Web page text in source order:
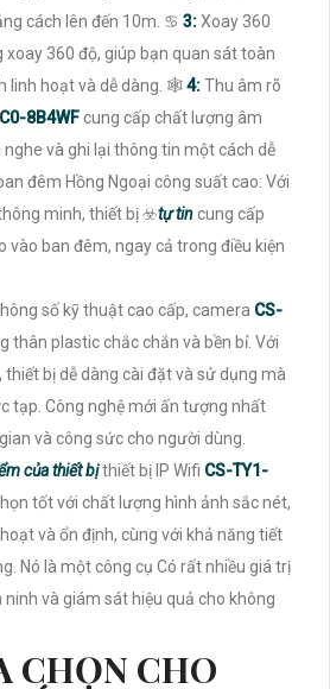
cách lên đến 10m. ♋ 3:Xoay 360
xoay 360 độ, giúp bạn quan sát toàn
linh hoạt và dễ dàng. 🕸️4:Thu âm rõ
8B4WFcung cấp chất lượng âm
và ghi lại thông tin một cách dễ
đêm Hồng Ngoại công suất cao: Với
minh, thiết bị ☣️tự tincung cấp
vào ban đêm, ngay cả trong điều kiện
số kỹ thuật cao cấp, camera CS-
thân plastic chắc chắn và bền bỉ. Với
thiết bị dễ dàng cài đặt và sử dụng mà
tạp. Công nghệ mới ấn tượng nhất
và công sức cho người dùng.
của thiết bịthiết bị IP Wifi CS-TY1-
tốt với chất lượng hình ảnh sắc nét,
và ổn định, cùng với khả năng tiết
Nó là một công cụ Có rất nhiều giá trị
ninh và giám sát hiệu quả cho không
CHỌN CHO